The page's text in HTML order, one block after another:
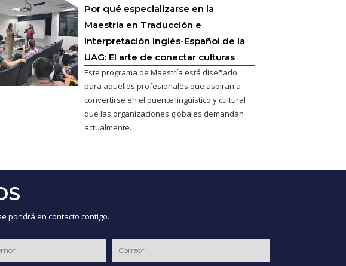
Por qué especializarse en la
Maestría en Traducción e
Interpretación Inglés-Español de la
UAG: El arte de conectar culturas
Este programa de Maestría está diseñado
para aquellos profesionales que aspiran a
convertirse en el puente lingüístico y cultural
que las organizaciones globales demandan
actualmente.
pondrá en contacto contigo.